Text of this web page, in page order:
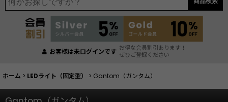
お客様は未ログインです お得な会員割引あります！
ぜひご登録ください
ホーム > LEDライト（固定型） > Gantom（ガンタム）